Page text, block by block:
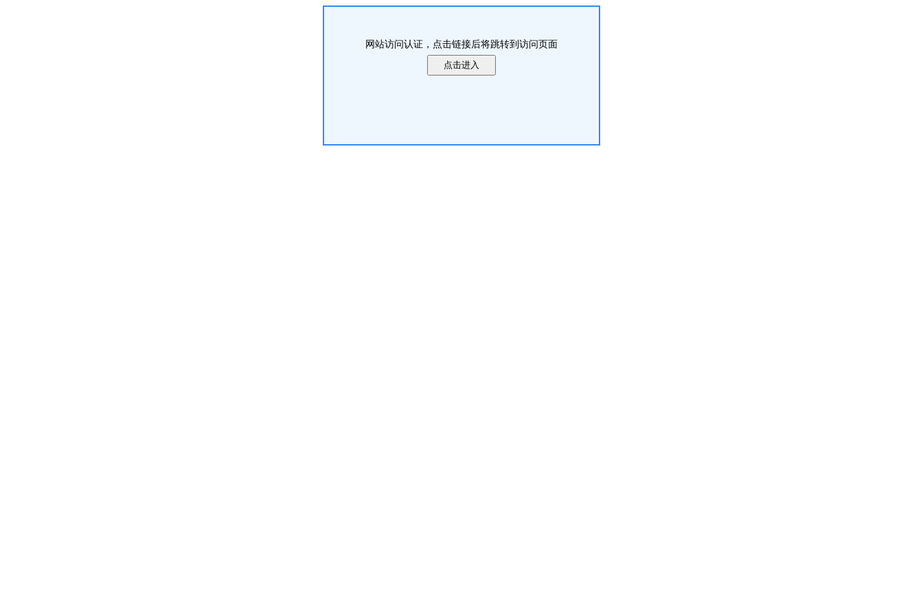
网站访问认证，点击链接后将跳转到访问页面